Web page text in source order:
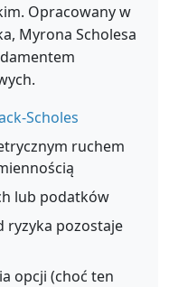
Opracowany w
Myrona Scholesa
Scholes
ruchem
lub podatków
ryzyka pozostaje
opcji (choć ten